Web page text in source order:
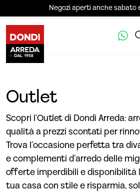
Negozi aperti anche sabato
Outlet
Scopri l’Outlet di Dondi Arreda:
qualità a prezzi scontati per
Trova l’occasione perfetta tra
e complementi d’arredo delle
offerte imperdibili e disponibilità
tua casa con stile e risparmia,